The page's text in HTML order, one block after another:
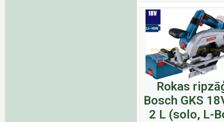
Rokas
Bosch GKS
2 L (solo, L-